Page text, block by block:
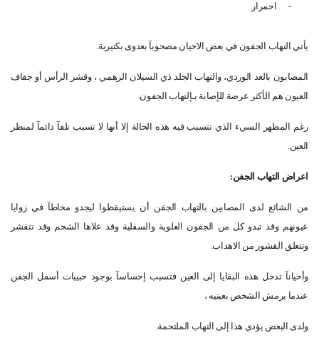
- احمرار
يأتي التهاب الجفون في بعض الاحيان مصحوبآ بعدوى بكتيرية.
المصابون بالعد الوردي، والتهاب الجلد ذي السيلان الزهمي ، وقشر الرأس أو جفاف
العيون هم الأكثر عرضة للإصابة بـإلتهاب الجفون.
رغم المظهر السيء الذي تتسبب فيه هذه الحالة إلا أنها لا تسبب تلفآ دائمآ لمنظر
العين.
اعراض التهاب الجفن:
من الشائع لدى المصابين بالتهاب الجفن أن يستيقظوا ليجدو مخاطآ في زوايا
عيونهم وقد تبدو كل من الجفون العلوية والسفلية وقد علاها الشحم وقد تتقشر
وتتعلق القشور من الاهداب.
وأحيانآ تدخل هذه البقايا إلى العين فتسبب إحساسآ بوجود حبيبات أسفل الجفن
عندما يرمش الشخص بعينيه ،
ولدى البعض يؤدي هذا إلى التهاب الملتحمة.